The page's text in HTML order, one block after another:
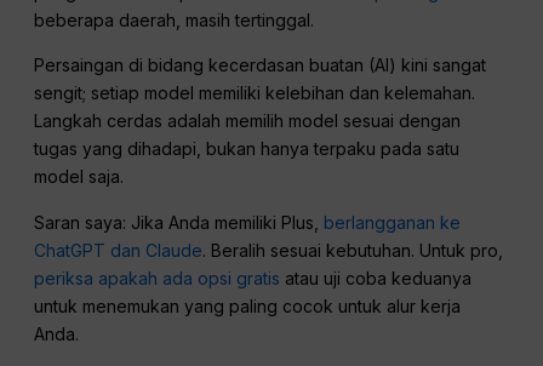
beberapa daerah, masih tertinggal.
Persaingan di bidang kecerdasan buatan (AI) kini sangat
sengit; setiap model memiliki kelebihan dan kelemahan.
Langkah cerdas adalah memilih model sesuai dengan
tugas yang dihadapi, bukan hanya terpaku pada satu
model saja.
Saran saya: Jika Anda memiliki Plus, berlangganan ke
ChatGPT dan Claude. Beralih sesuai kebutuhan. Untuk pro,
periksa apakah ada opsi gratis atau uji coba keduanya
untuk menemukan yang paling cocok untuk alur kerja
Anda.